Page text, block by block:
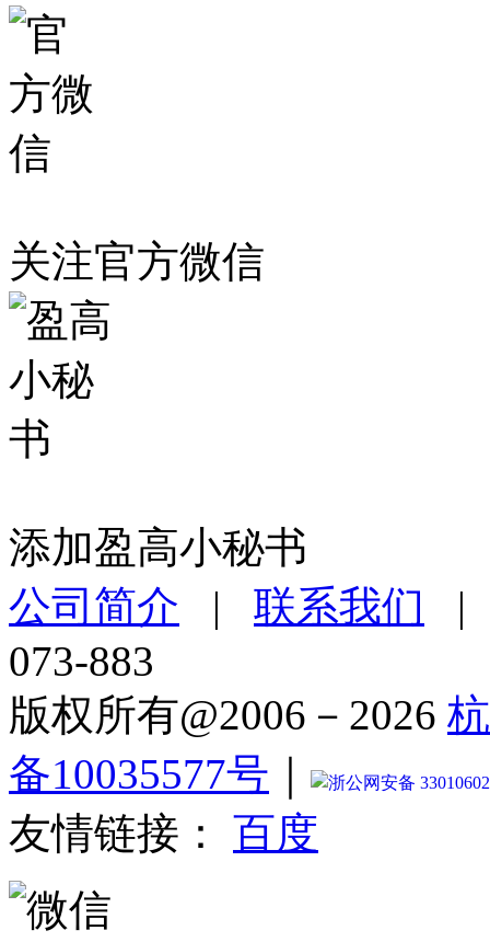
关注官方微信
添加盈高小秘书
公司简介 | 联系我们
073-883
版权所有@2006－2026
备10035577号
浙公网安备
友情链接： 百度